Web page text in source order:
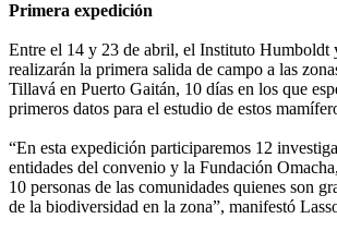
Primera expedición
Entre el 14 y 23 de abril, el Instituto Humboldt
realizarán la primera salida de campo a las
Tillavá en Puerto Gaitán, 10 días en los que
primeros datos para el estudio de estos
“En esta expedición participaremos 12
entidades del convenio y la Fundación
10 personas de las comunidades quienes son
de la biodiversidad en la zona”, manifestó